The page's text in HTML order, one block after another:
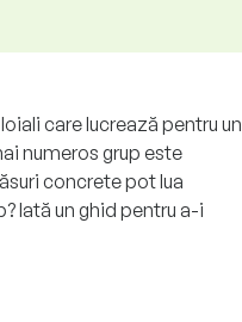
care lucrează pentru un
numeros grup este
concrete pot lua
Iată un ghid pentru a-i